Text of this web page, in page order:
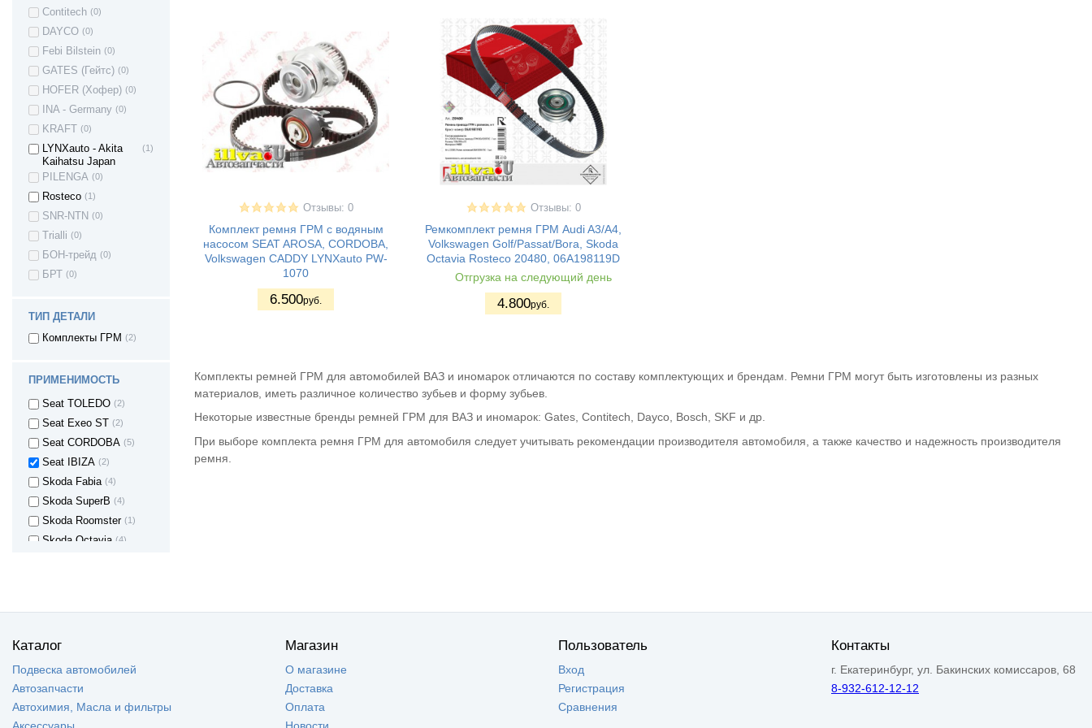
Contitech (0)
DAYCO (0)
Febi Bilstein (0)
GATES (Гейтс) (0)
HOFER (Хофер) (0)
INA - Germany (0)
KRAFT (0)
LYNXauto - Akita
Kaihatsu Japan
(1)
PILENGA (0)
Rosteco (1)
SNR-NTN (0)
Trialli (0)
БОН-трейд (0)
БРТ (0)
ТИП ДЕТАЛИ
Комплекты ГРМ (2)
ПРИМЕНИМОСТЬ
Renault Kangoo
Renault Koleos
Renault Logan (16)
Renault LAGUNA (5)
Renault MASTER (1)
Renault Megane l
Renault Megane ll
Renault Megane lll
(рестайлинг)
(3)
Renault MEGANE
IV
Renault Modus
Renault Sandero
Renault Sandero
(Stepway)
Renault SYMBOL
SAAB 9-5
(1)
Seat ALTEA (3)
Seat TOLEDO (2)
Seat Exeo ST (2)
Seat CORDOBA (5)
Seat IBIZA (2)
Skoda Fabia (4)
Skoda SuperB (4)
Skoda Roomster (1)
Skoda Octavia (4)
SUZUKI BALENO (1)
Vitara
Suzuki Swift
Отзывы: 0
Комплект ремня ГРМ с водяным
насосом SEAT AROSA, CORDOBA,
Volkswagen CADDY LYNXauto PW-
1070
6.500руб.
Отзывы: 0
Ремкомплект ремня ГРМ Audi A3/A4,
Volkswagen Golf/Passat/Bora, Skoda
Octavia Rosteco 20480, 06A198119D
Отгрузка на следующий день
4.800руб.
Комплекты ремней ГРМ для автомобилей ВАЗ и иномарок отличаются по составу комплектующих и брендам. Ремни ГРМ могут быть изготовлены из разных
материалов, иметь различное количество зубьев и форму зубьев.
Некоторые известные бренды ремней ГРМ для ВАЗ и иномарок: Gates, Contitech, Dayco, Bosch, SKF и др.
При выборе комплекта ремня ГРМ для автомобиля следует учитывать рекомендации производителя автомобиля, а также качество и надежность производителя
ремня.
Каталог
Подвеска автомобилей
Автозапчасти
Автохимия, Масла и фильтры
Магазин
О магазине
Доставка
Оплата
Пользователь
Вход
Регистрация
Сравнения
Контакты
г. Екатеринбург, ул. Бакинских комиссаров, 68
8-932-612-12-12